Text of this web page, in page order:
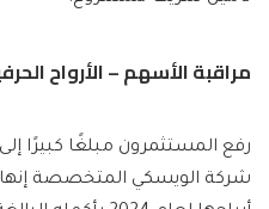
مراقبة الأسهم – الأرواح
شركة الويسكي المتخصصة